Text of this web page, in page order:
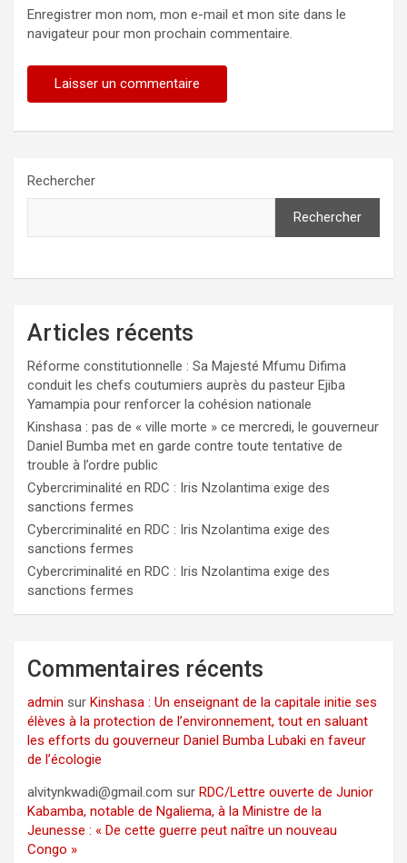
Enregistrer mon nom, mon e-mail et mon site dans le
navigateur pour mon prochain commentaire.
Rechercher
Rechercher
Articles récents
Réforme constitutionnelle : Sa Majesté Mfumu Difima
conduit les chefs coutumiers auprès du pasteur Ejiba
Yamampia pour renforcer la cohésion nationale
Kinshasa : pas de « ville morte » ce mercredi, le gouverneur
Daniel Bumba met en garde contre toute tentative de
trouble à l’ordre public
Cybercriminalité en RDC : Iris Nzolantima exige des
sanctions fermes
Cybercriminalité en RDC : Iris Nzolantima exige des
sanctions fermes
Cybercriminalité en RDC : Iris Nzolantima exige des
sanctions fermes
Commentaires récents
admin sur Kinshasa : Un enseignant de la capitale initie ses
élèves à la protection de l’environnement, tout en saluant
les efforts du gouverneur Daniel Bumba Lubaki en faveur
de l’écologie
alvitynkwadi@gmail.com sur RDC/Lettre ouverte de Junior
Kabamba, notable de Ngaliema, à la Ministre de la
Jeunesse : « De cette guerre peut naître un nouveau
Congo »